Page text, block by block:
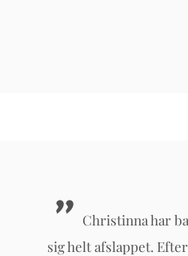
" Christinna har
sig helt afslappet.